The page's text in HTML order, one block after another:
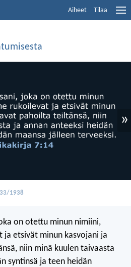
Aiheet Tilaa
»
1938
on otettu minun nimiini,
ja etsivät minun kasvojani ja
niin minä kuulen taivaasta
syntinsä ja teen heidän